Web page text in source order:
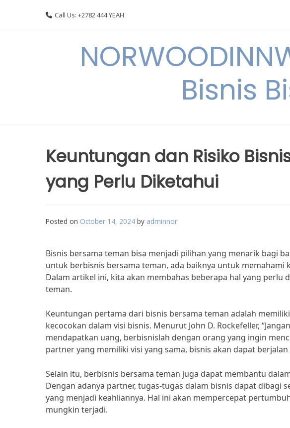
Call Us: +2782 444 YEAH
Bisnis
Keuntungan dan Risiko
yang Perlu Diketahui
Posted on October 14, 2024 by adminnor
Bisnis bersama teman bisa menjadi pilihan yang menarik bagi
untuk berbisnis bersama teman, ada baiknya untuk
Dalam artikel ini, kita akan membahas beberapa hal yang perlu
teman.
Keuntungan pertama dari bisnis bersama teman adalah
kecocokan dalam visi bisnis. Menurut John D. Rockefeller,
mendapatkan uang, berbisnislah dengan orang yang ingin
partner yang memiliki visi yang sama, bisnis akan dapat
Selain itu, berbisnis bersama teman juga dapat membantu
Dengan adanya partner, tugas-tugas dalam bisnis dapat dibagi
yang menjadi keahliannya. Hal ini akan mempercepat
mungkin terjadi.